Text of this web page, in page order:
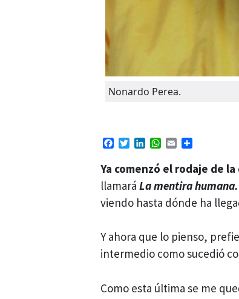
Nonardo Perea.
Facebook
TwitterLinkedIn
WhatsApp
Email
Ya comenzó el rodaje de
llamaráLa mentira humana.
viendo hasta dónde ha
Y ahora que lo pienso,
intermedio como sucedió
Como esta última se me